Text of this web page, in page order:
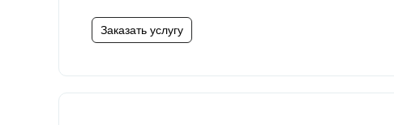
Заказать услугу